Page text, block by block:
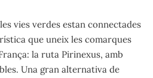
les vies verdes estan connectades
que uneix les comarques
la ruta Pirinexus, amb
Una gran alternativa de